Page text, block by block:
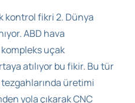
kontrol fikri 2. Dünya
ABD hava
uçak
atılıyor bu fikir. Bu tür
üretimi
yola çıkarak CNC